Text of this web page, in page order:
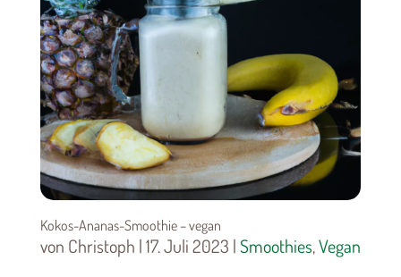
Kokos-Ananas-Smoothie – vegan
von Christoph | 17. Juli 2023 |Smoothies,Vegan